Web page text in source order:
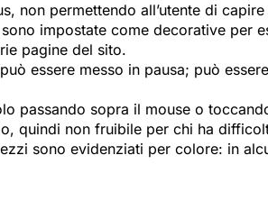
non permettendo all’utente di
impostate come decorative per
pagine del sito.
essere messo in pausa; può
passando sopra il mouse o
quindi non fruibile per chi ha
sono evidenziati per colore: in